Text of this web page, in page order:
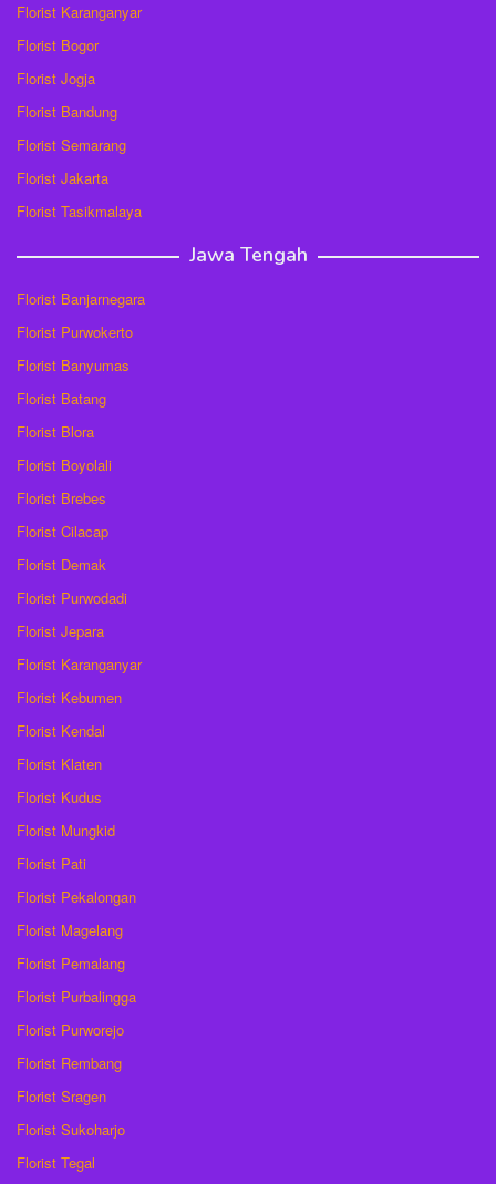
Florist Karanganyar
Florist Bogor
Florist Jogja
Florist Bandung
Florist Semarang
Florist Jakarta
Florist Tasikmalaya
Jawa Tengah
Florist Banjarnegara
Florist Purwokerto
Florist Banyumas
Florist Batang
Florist Blora
Florist Boyolali
Florist Brebes
Florist Cilacap
Florist Demak
Florist Purwodadi
Florist Jepara
Florist Karanganyar
Florist Kebumen
Florist Kendal
Florist Klaten
Florist Kudus
Florist Mungkid
Florist Pati
Florist Pekalongan
Florist Magelang
Florist Pemalang
Florist Purbalingga
Florist Purworejo
Florist Rembang
Florist Sragen
Florist Sukoharjo
Florist Tegal